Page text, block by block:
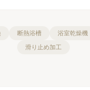
断熱浴槽 浴室乾燥機
滑り止め加工